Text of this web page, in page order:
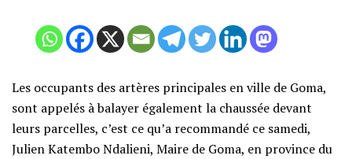
Les occupants des artères principales en ville de Goma,
sont appelés à balayer également la chaussée devant
leurs parcelles, c’est ce qu’a recommandé ce samedi,
Julien Katembo Ndalieni, Maire de Goma, en province du